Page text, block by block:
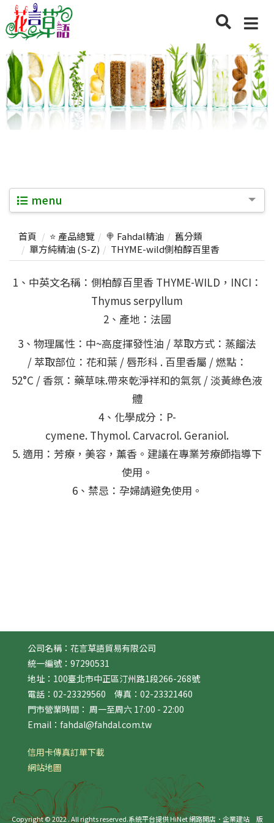
menu
首頁 ⭐ 產品總覽 🍭 Fahdal精油
舊分類
單方純精油 (S-Z)
THYME-wild側柏醇百里香
1、中英文名稱：側柏醇百里香 THYME-WILD，INCI：
Thymus serpyllum
2、產地：法國
3、物理属性：中~高度揮發性油 / 萃取方式：蒸餾法
/ 萃取部位：花和葉 / 唇形科 . 百里香屬 / 燃點：
52°C / 香氛：藥草味.帶來乾淨祥和的氣氛 / 淡黃綠色液
體
4、化學成分：P-
cymene. Thymol. Carvacrol. Geraniol.
5. 適用：芳療，美容，薰香。建議在專業芳療師指導下
使用。
6、禁忌：孕婦請避免使用。
公司名稱：花言草語貿易有限公司
統一編號：97290531
地址：100臺北市中正區汀州路1段266-268號
電話：02-23329560 傳真：02-23321460
門市營業時間： 周一至周六 17:00 - 22:00
Email：fahdal@fahdal.com.tw
信用卡傳真訂單下載
網站地圖
Copyright © 2022 . All rights reserved.系統平台提供 HiNet 網路開店．企業建站版